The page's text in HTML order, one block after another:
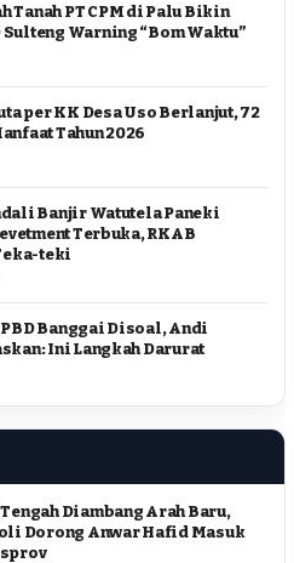
Tanah PT CPM di Palu Bikin
Sulteng Warning “Bom Waktu”
per KK Desa Uso Berlanjut, 72
Tahun 2026
Banjir Watutela Paneki
Terbuka, RKAB
teki
Banggai Disoal, Andi
Ini Langkah Darurat
Diambang Arah Baru,
Dorong Anwar Hafid Masuk